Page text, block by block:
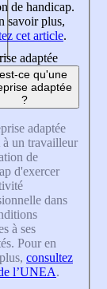
de handicap.
savoir plus,
cet article.
adaptée
ce qu'une
adaptée
?
adaptée
à un travailleur
de
d'exercer
dans
à ses
Pour en
consultez
l’UNEA.